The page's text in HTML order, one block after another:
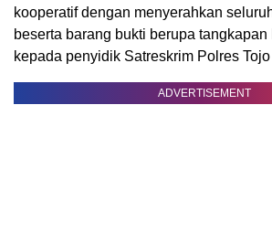
kooperatif dengan menyerahkan
beserta barang bukti berupa
kepada penyidik Satreskrim Polres
ADVERTISEMENT